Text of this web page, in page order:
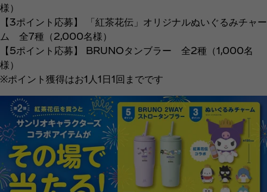
様）
【3ポイント応募】 「紅茶花伝」オリジナルぬいぐるみチャー
ム 全7種（2,000名様）
【5ポイント応募】 BRUNOタンブラー 全2種（1,000名
様）
※ポイント獲得はお1人1日1回までです